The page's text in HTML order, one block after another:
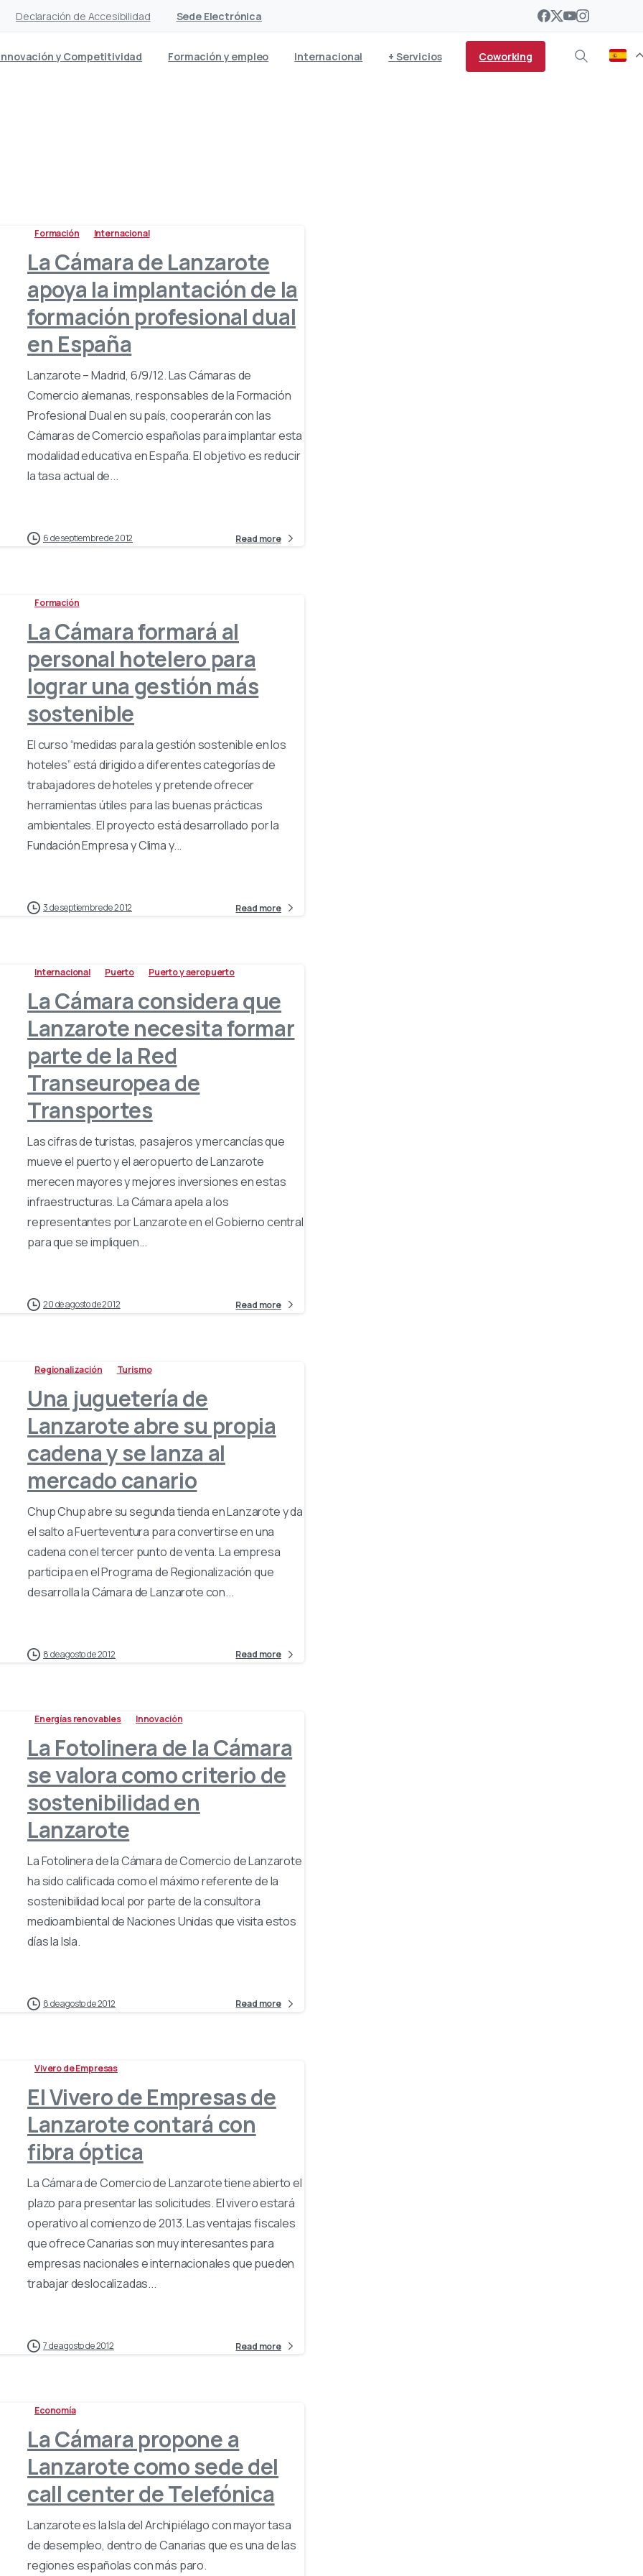
Declaración de Accesibilidad Sede Electrónica
y Competitividad Formación y empleo Internacional + Servicios Coworking
Formación Internacional
La Cámara de Lanzarote
apoya la implantación de la
formación profesional dual
en España
Lanzarote – Madrid, 6/9/12. Las Cámaras de
Comercio alemanas, responsables de la Formación
Profesional Dual en su país, cooperarán con las
Cámaras de Comercio españolas para implantar esta
modalidad educativa en España. El objetivo es reducir
la tasa actual de...
6 de septiembre de 2012 Read more
Formación
La Cámara formará al
personal hotelero para
lograr una gestión más
sostenible
El curso “medidas para la gestión sostenible en los
hoteles” está dirigido a diferentes categorías de
trabajadores de hoteles y pretende ofrecer
herramientas útiles para las buenas prácticas
ambientales. El proyecto está desarrollado por la
Fundación Empresa y Clima y...
3 de septiembre de 2012 Read more
Internacional Puerto Puerto y aeropuerto
La Cámara considera que
Lanzarote necesita formar
parte de la Red
Transeuropea de
Transportes
Las cifras de turistas, pasajeros y mercancías que
mueve el puerto y el aeropuerto de Lanzarote
merecen mayores y mejores inversiones en estas
infraestructuras. La Cámara apela a los
representantes por Lanzarote en el Gobierno central
para que se impliquen...
20 de agosto de 2012 Read more
Regionalización Turismo
Una juguetería de
Lanzarote abre su propia
cadena y se lanza al
mercado canario
Chup Chup abre su segunda tienda en Lanzarote y da
el salto a Fuerteventura para convertirse en una
cadena con el tercer punto de venta. La empresa
participa en el Programa de Regionalización que
desarrolla la Cámara de Lanzarote con...
8 de agosto de 2012 Read more
Energías renovables Innovación
La Fotolinera de la Cámara
se valora como criterio de
sostenibilidad en
Lanzarote
La Fotolinera de la Cámara de Comercio de Lanzarote
ha sido calificada como el máximo referente de la
sostenibilidad local por parte de la consultora
medioambiental de Naciones Unidas que visita estos
días la Isla.
8 de agosto de 2012 Read more
Vivero de Empresas
El Vivero de Empresas de
Lanzarote contará con
fibra óptica
La Cámara de Comercio de Lanzarote tiene abierto el
plazo para presentar las solicitudes. El vivero estará
operativo al comienzo de 2013. Las ventajas fiscales
que ofrece Canarias son muy interesantes para
empresas nacionales e internacionales que pueden
trabajar deslocalizadas...
7 de agosto de 2012 Read more
Economía
La Cámara propone a
Lanzarote como sede del
call center de Telefónica
Lanzarote es la Isla del Archipiélago con mayor tasa
de desempleo, dentro de Canarias que es una de las
regiones españolas con más paro.